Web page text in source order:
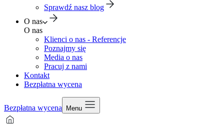
Sprawdź nasz blog
O nas
O nas
Klienci o nas - Referencje
Poznajmy się
Media o nas
Pracuj z nami
Kontakt
Bezpłatna wycena
Bezpłatna wycena Menu